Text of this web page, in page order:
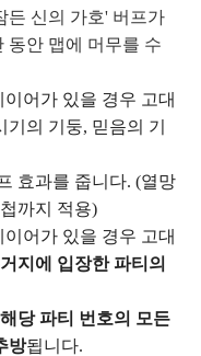
든 신의 가호' 버프가
동안 맵에 머무를 수
어가 있을 경우 고대
의 기둥, 믿음의 기
효과를 줍니다. (열망
까지 적용)
어가 있을 경우 고대
지에 입장한 파티의
당 파티 번호의 모든
방됩니다.